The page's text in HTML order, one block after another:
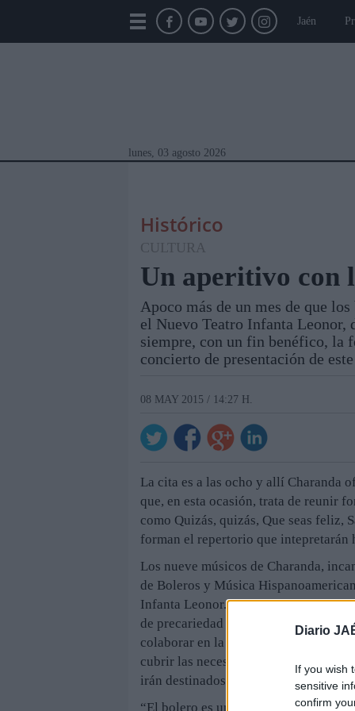
Diario
If you wish
sensitive
confirm
Jaén
lunes, 03 agosto 2026
Módulos Portada Jaén Provincia
Histórico
CULTURA
Un aperitivo con
Apoco más de un mes de que
el Nuevo Teatro Infanta Leonor,
siempre, con un fin benéfico, la
concierto de presentación de
08 MAY 2015 / 14:27 H.
La cita es a las ocho y allí Charanda
que, en esta ocasión, trata de reunir
como Quizás, quizás, Que seas feliz,
forman el repertorio que intepretarán
Los nueve músicos de Charanda,
de Boleros y Música
Infanta Leonor. “En estos tiempos
de precariedad y necesidad en
colaborar en la labor que
cubrir las necesidades básicas de
irán destinados a la Fundación
“El bolero es un género musical que